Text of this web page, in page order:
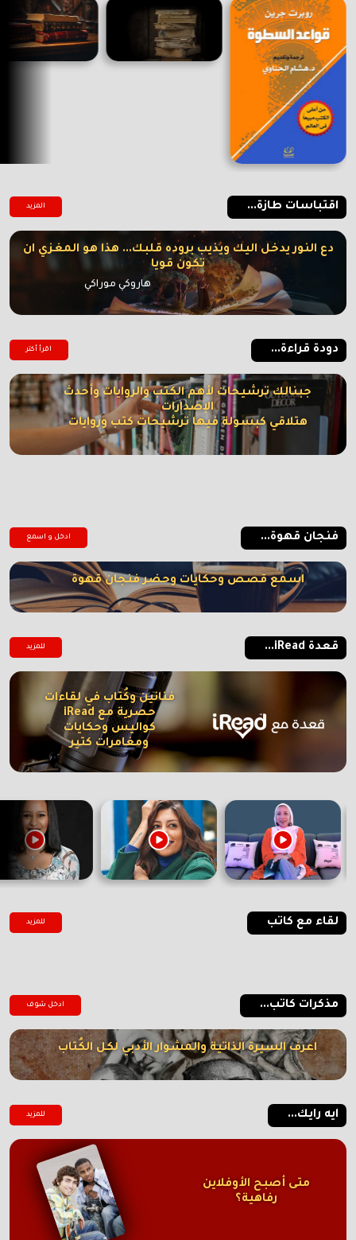
اقتباسات طازة... المزيد
دع النور يدخل اليك ويذيب بروده قلبك... هذا هو المغزي ان
تكون قويا
هاروكي موراكي
دودة قراءة... اقرأ أكتر
جبنالك ترشيحات لأهم الكتب والروايات وأحدث
الإصدارات
هتلاقي كبسولة فيها ترشيحات كتب وروايات
فنجان قهوة... ادخل و اسمع
اسمع قصص وحكايات وحضر فنجان قهوة
قعدة iRead... للمزيد
فنانين وكُتاب في لقاءات
حصرية مع iRead
كواليس وحكايات
ومغامرات كتير
لقاء مع كاتب للمزيد
مذكرات كاتب... ادخل شوف
اعرف السيرة الذاتية والمشوار الأدبي لكل الكُتاب
ايه رايك... للمزيد
متى أصبح الأوفلاين
رفاهية؟